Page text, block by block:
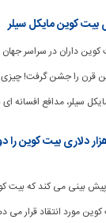
قرن را جشن گرفت! چیزی
سیلر، مدافع افسانه
کیوساکی پیش بینی 350
مورد انتقاد قرار می